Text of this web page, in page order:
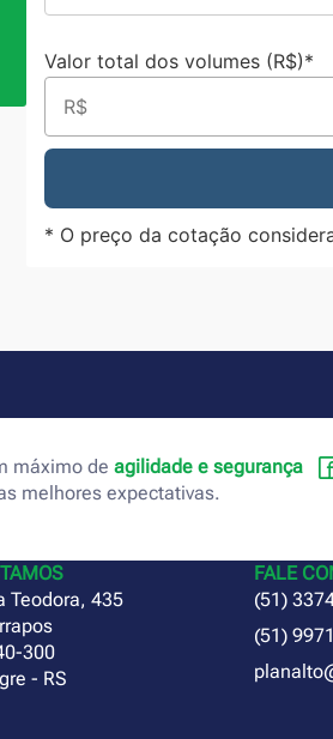
Valor total dos volumes (R$)*
* O preço da cotação
máximo deagilidade e segurança
melhores expectativas.
Teodora, 435
300
- RS
FALE
(51)
(51)